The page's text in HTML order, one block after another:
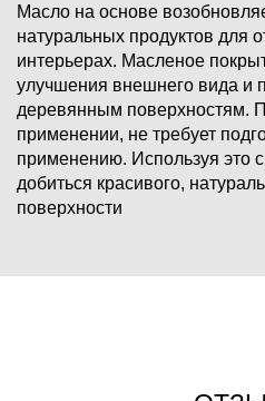
Масло на основе
натуральных продуктов для
интерьерах. Масленое
улучшения внешнего вида и
деревянным поверхностям.
применении, не требует
применению. Используя это
добиться красивого,
поверхности